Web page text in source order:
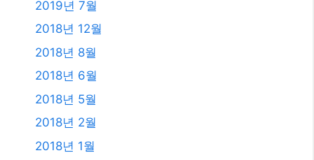
2017년 10월
2017년 7월
2011년 3월
2009년 12월
2008년 9월
2008년 3월